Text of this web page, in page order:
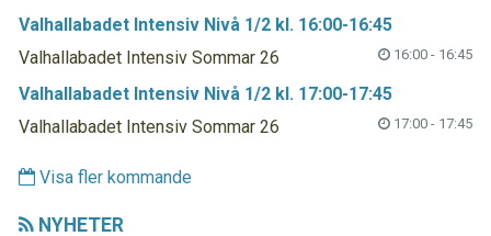
Valhallabadet Intensiv Nivå 1/2 kl. 16:00-16:45
16:00 - 16:45
Valhallabadet Intensiv Sommar 26
Valhallabadet Intensiv Nivå 1/2 kl. 17:00-17:45
17:00 - 17:45
Valhallabadet Intensiv Sommar 26
Visa fler kommande
NYHETER